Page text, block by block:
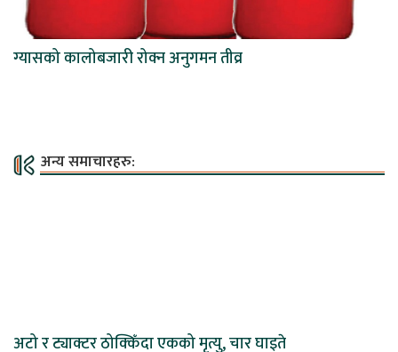
ग्यासको कालोबजारी रोक्न अनुगमन तीव्र
अन्य समाचारहरु:
अटो र ट्याक्टर ठोक्किँदा एकको मृत्यु, चार घाइते